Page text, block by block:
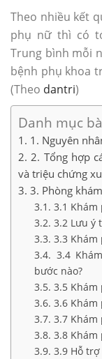
Theo nhiều kết
phụ nữ thì có
Trung bình mỗi
bệnh phụ khoa
(Theo dantri)
Danh mục
1. Nguyên
2. Tổng hợp
và triệu chứng
3. Phòng
3.1 Khám
3.2 Lưu ý
3.3 Khám
3.4
bước nào?
3.5 Khám
3.6
3.7
3.8 Khám
3.9 Hỗ